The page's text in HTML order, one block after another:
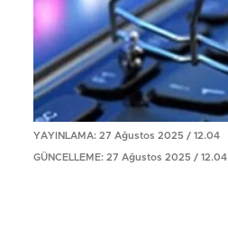
YAYINLAMA: 27 Ağustos 2025 / 12.04
GÜNCELLEME: 27 Ağustos 2025 / 12.04